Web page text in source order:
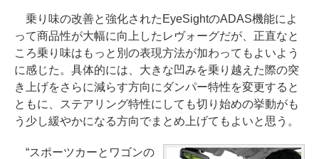
乗り味の改善と強化されたEyeSightのADAS機能によ
って商品性が大幅に向上したレヴォーグだが、正直なと
ころ乗り味はもっと別の表現方法が加わってもよいよう
に感じた。具体的には、大きな凹みを乗り越えた際の突
き上げをさらに減らす方向にダンパー特性を変更すると
ともに、ステアリング特性にしても切り始めの挙動がも
う少し緩やかになる方向でまとめ上げてもよいと思う。
“スポーツカーとワゴンの